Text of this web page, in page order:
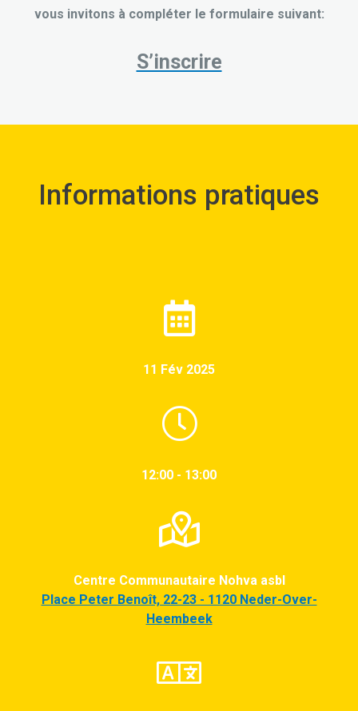
vous invitons à compléter le formulaire suivant:
S’inscrire
Informations pratiques
11 Fév 2025
12:00 - 13:00
Centre Communautaire Nohva asbl
Place Peter Benoît, 22-23 - 1120 Neder-Over-
Heembeek